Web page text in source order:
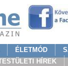
ÉLETMÓD
HÍREK